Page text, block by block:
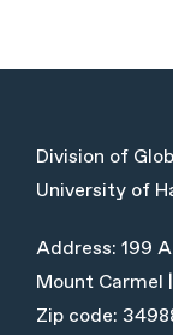
Division of
University of
Address: 199
Mount Carmel
Zip code: